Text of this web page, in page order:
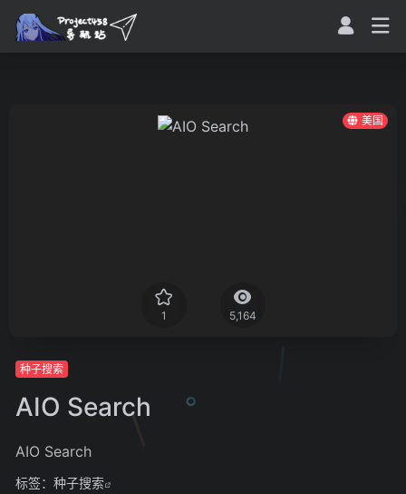
美国
1 5,164
种子搜索
AIO Search
AIO Search
标签： 种子搜索